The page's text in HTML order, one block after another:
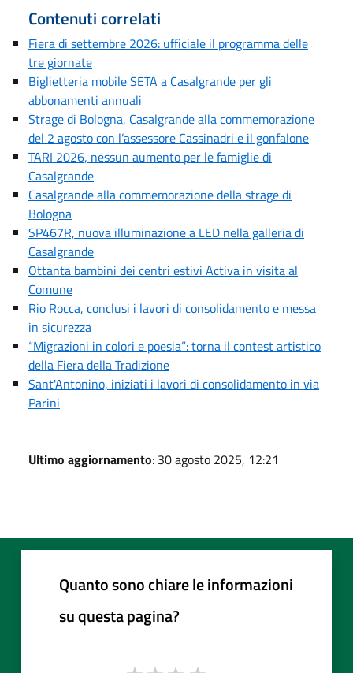
Contenuti correlati
Fiera di settembre 2026: ufficiale il programma delle
tre giornate
Biglietteria mobile SETA a Casalgrande per gli
abbonamenti annuali
Strage di Bologna, Casalgrande alla commemorazione
del 2 agosto con l’assessore Cassinadri e il gonfalone
TARI 2026, nessun aumento per le famiglie di
Casalgrande
Casalgrande alla commemorazione della strage di
Bologna
SP467R, nuova illuminazione a LED nella galleria di
Casalgrande
Ottanta bambini dei centri estivi Activa in visita al
Comune
Rio Rocca, conclusi i lavori di consolidamento e messa
in sicurezza
“Migrazioni in colori e poesia”: torna il contest artistico
della Fiera della Tradizione
Sant'Antonino, iniziati i lavori di consolidamento in via
Parini
Ultimo aggiornamento: 30 agosto 2025, 12:21
Quanto sono chiare le informazioni
su questa pagina?